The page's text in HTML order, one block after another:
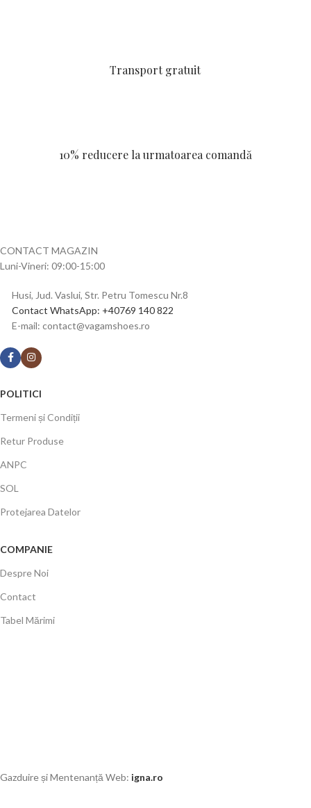
Transport gratuit
10% reducere la urmatoarea comandă
CONTACT MAGAZIN
Luni-Vineri: 09:00-15:00
Husi, Jud. Vaslui, Str. Petru Tomescu Nr.8
Contact WhatsApp: +40769 140 822
E-mail: contact@vagamshoes.ro
POLITICI
Termeni și Condiții
Retur Produse
ANPC
SOL
Protejarea Datelor
COMPANIE
Despre Noi
Contact
Tabel Mărimi
Gazduire și Mentenanță Web: igna.ro